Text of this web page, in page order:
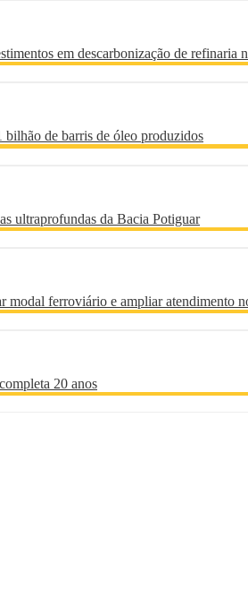
em descarbonização de refinaria
bilhão de barris de óleo produzidos
ultraprofundas da Bacia Potiguar
modal ferroviário e ampliar atendimento
20 anos
para navegar.
para navegar.